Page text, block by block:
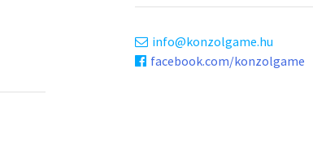
info
konzolgame.hu
facebook.com/konzolgame